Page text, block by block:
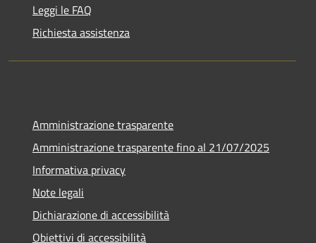
Leggi le FAQ
Richiesta assistenza
Amministrazione trasparente
Amministrazione trasparente fino al 21/07/2025
Informativa privacy
Note legali
Dichiarazione di accessibilità
Obiettivi di accessibilità